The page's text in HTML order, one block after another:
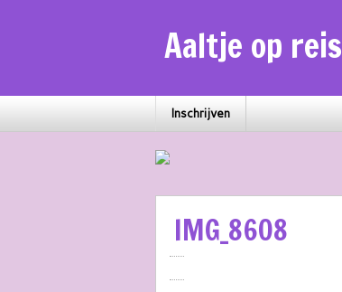
Aaltje op reis
Inschrijven
IMG_8608